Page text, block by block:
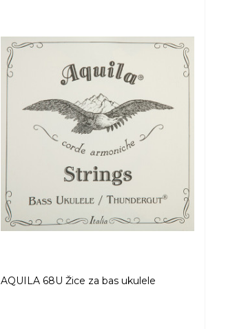
AQUILA 68U Žice za bas ukulele